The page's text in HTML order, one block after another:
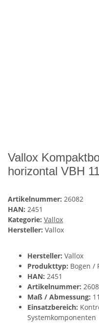
Vallox
horizontal VBH
Artikelnummer: 26082
HAN: 2451
Kategorie: Vallox
Hersteller: Vallox
Hersteller: Vallox
Produkttyp: Bogen /
HAN: 2451
Artikelnummer:
Maß / Abmessung:
Einsatzbereich:
Systemkomponenten